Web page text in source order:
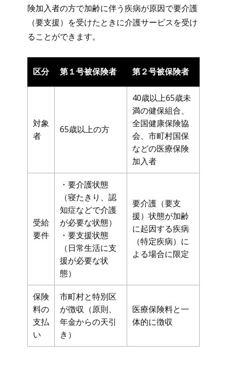
険加入者の方で加齢に伴う疾病が原因で要介護
（要支援）を受けたときに介護サービスを受け
ることができます。
区分 第１号被保険者 第２号被保険者
対象
者
65歳以上の方
40歳以上65歳未
満の健保組合、
全国健康保険協
会、市町村国保
などの医療保険
加入者
受給
要件
・要介護状態
（寝たきり、認
知症などで介護
が必要な状態）
・要支援状態
（日常生活に支
援が必要な状
態）
要介護（要支
援）状態が加齢
に起因する疾病
（特定疾病）に
よる場合に限定
保険
料の
支払
い
市町村と特別区
が徴収（原則、
年金からの天引
き）
医療保険料と一
体的に徴収